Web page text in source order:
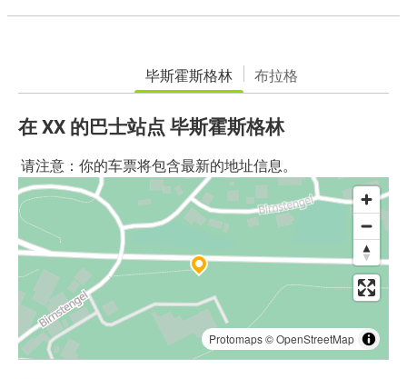
毕斯霍斯格林 布拉格
在 XX 的巴士站点 毕斯霍斯格林
请注意：你的车票将包含最新的地址信息。
Protomaps©OpenStreetMap